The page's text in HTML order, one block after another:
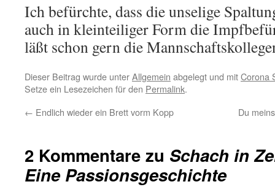
Ich befürchte, dass die unselige
auch in kleinteiliger Form die
läßt schon gern die
Dieser Beitrag wurde unterAllgemein abgelegt und mitCorona
Setze ein Lesezeichen für den Permalink.
← Endlich wieder ein Brett vorm Kopp Du
2 Kommentare zu Schach in
Eine Passionsgeschichte